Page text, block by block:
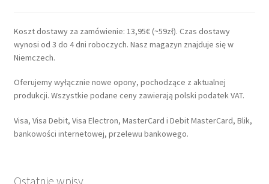
Koszt dostawy za zamówienie: 13,95€ (~59zł). Czas dostawy
wynosi od 3 do 4 dni roboczych. Nasz magazyn znajduje się w
Niemczech.
Oferujemy wyłącznie nowe opony, pochodzące z aktualnej
produkcji. Wszystkie podane ceny zawierają polski podatek VAT.
Visa, Visa Debit, Visa Electron, MasterCard i Debit MasterCard, Blik,
bankowości internetowej, przelewu bankowego.
Ostatnie wpisy